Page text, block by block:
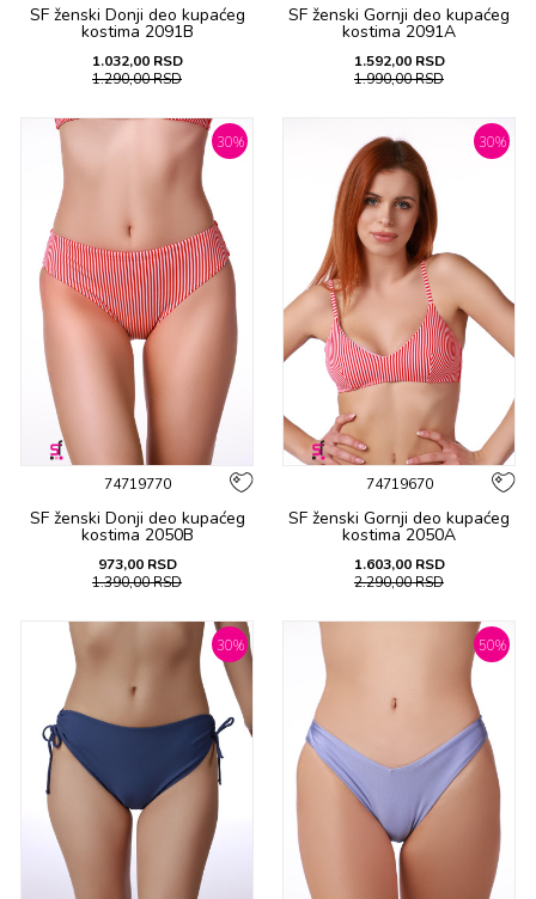
SF ženski Donji deo kupaćeg
kostima 2091B
1.032,00 RSD
1.290,00RSD
SF ženski Gornji deo kupaćeg
kostima 2091A
1.592,00 RSD
1.990,00RSD
30%
74719770
SF ženski Donji deo kupaćeg
kostima 2050B
973,00 RSD
1.390,00RSD
30%
74719670
SF ženski Gornji deo kupaćeg
kostima 2050A
1.603,00 RSD
2.290,00RSD
30% 50%